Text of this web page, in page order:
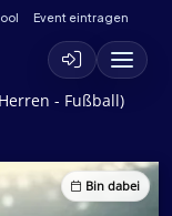
Event eintragen
- Fußball)
Bin dabei